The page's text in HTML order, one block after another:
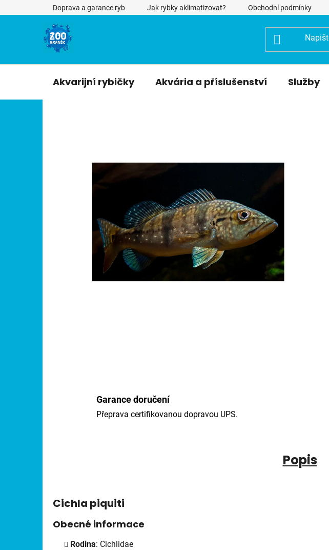
na
Doprava a garance ryb Jak rybky aklimatizovat? Obchodní podmínky
Akvarijní rybičky Akvária a příslušenství Služby
Garance doručení
Přeprava certifikovanou dopravou UPS.
Popis
Cichla piquiti
Obecné informace
Rodina: Cichlidae